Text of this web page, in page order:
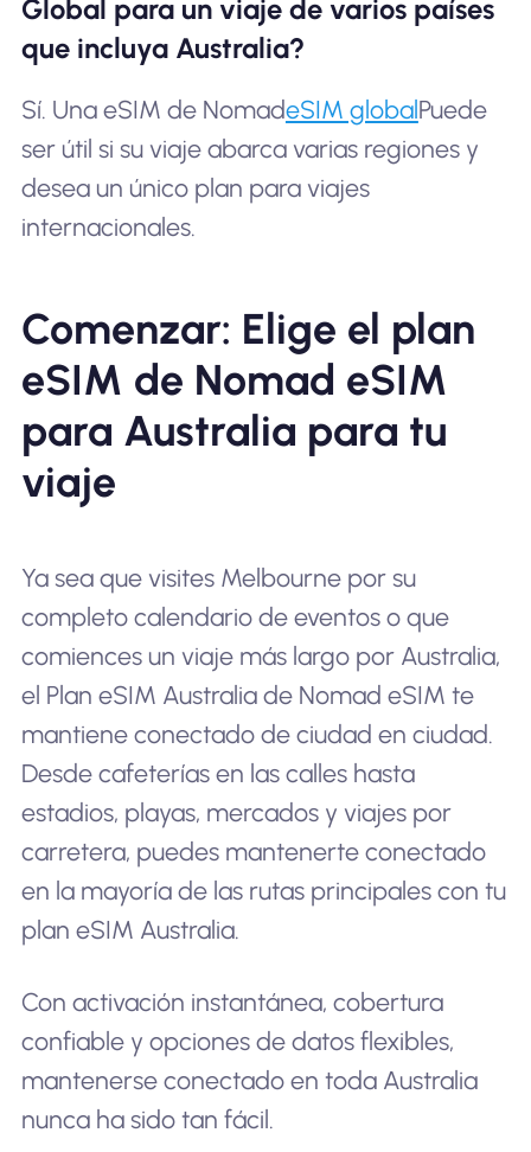
Global para un viaje de varios países
que incluya Australia?
Sí. Una eSIM de NomadeSIM globalPuede
ser útil si su viaje abarca varias regiones y
desea un único plan para viajes
internacionales.
Comenzar: Elige el plan
eSIM de Nomad eSIM
para Australia para tu
viaje
Ya sea que visites Melbourne por su
completo calendario de eventos o que
comiences un viaje más largo por Australia,
el Plan eSIM Australia de Nomad eSIM te
mantiene conectado de ciudad en ciudad.
Desde cafeterías en las calles hasta
estadios, playas, mercados y viajes por
carretera, puedes mantenerte conectado
en la mayoría de las rutas principales con tu
plan eSIM Australia.
Con activación instantánea, cobertura
confiable y opciones de datos flexibles,
mantenerse conectado en toda Australia
nunca ha sido tan fácil.